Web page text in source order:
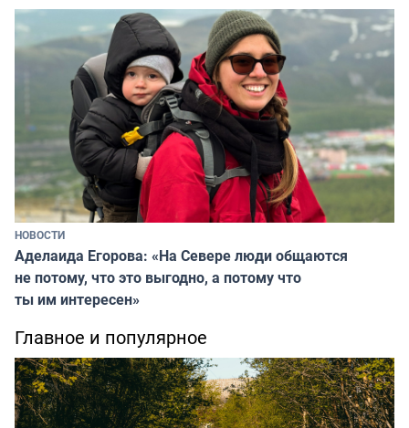
НОВОСТИ
Аделаида Егорова: «На Севере люди общаются
не потому, что это выгодно, а потому что
ты им интересен»
Главное и популярное